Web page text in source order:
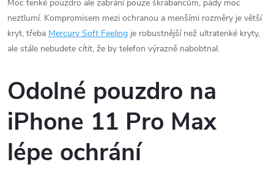
Moc tenké pouzdro ale zabrání pouze škrábancům, pády moc
neztlumí. Kompromisem mezi ochranou a menšími rozměry je větší
kryt, třeba Mercury Soft Feeling je robustnější než ultratenké kryty,
ale stále nebudete cítit, že by telefon výrazně nabobtnal.
Odolné pouzdro na
iPhone 11 Pro Max
lépe ochrání